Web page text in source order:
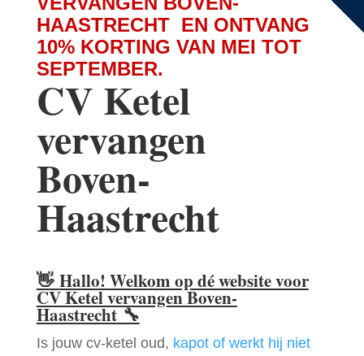
HAASTRECHT EN ONTVANG
10% KORTING VAN MEI TOT
SEPTEMBER.
CV Ketel
vervangen
Boven-
Haastrecht
👋 Hallo! Welkom op dé website voor
CV Ketel vervangen Boven-
Haastrecht🔧
Is jouw cv-ketel oud, kapot of werkt hij niet